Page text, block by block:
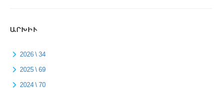
ԱՐԽԻՒ
2026 \ 34
2025 \ 69
2024 \ 70